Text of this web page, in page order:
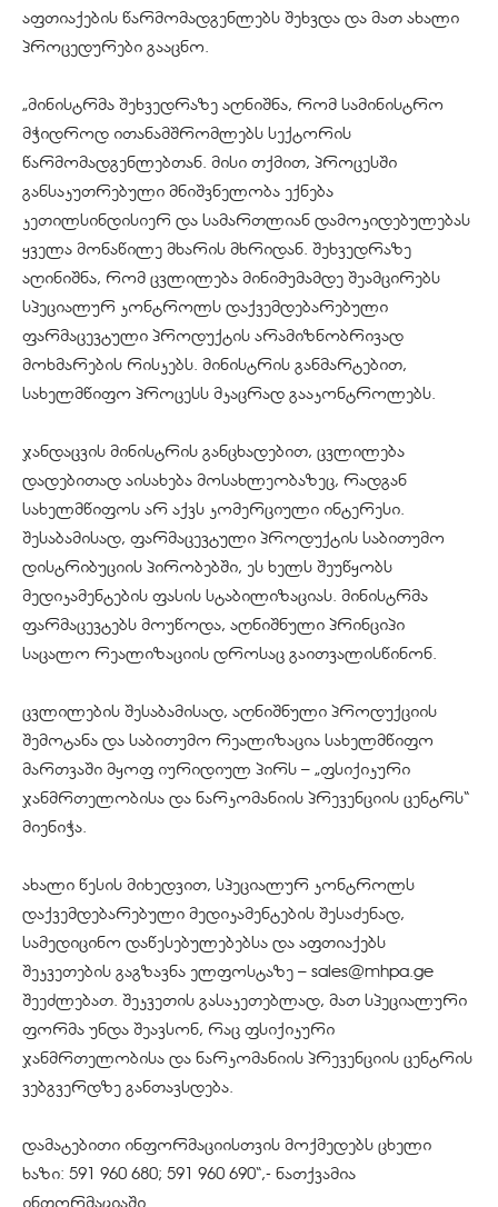
აფთიაქების წარმომადგენლებს შეხვდა და მათ ახალი
პროცედურები გააცნო.
„მინისტრმა შეხვედრაზე აღნიშნა, რომ სამინისტრო
მჭიდროდ ითანამშრომლებს სექტორის
წარმომადგენლებთან. მისი თქმით, პროცესში
განსაკუთრებული მნიშვნელობა ექნება
კეთილსინდისიერ და სამართლიან დამოკიდებულებას
ყველა მონაწილე მხარის მხრიდან. შეხვედრაზე
აღინიშნა, რომ ცვლილება მინიმუმამდე შეამცირებს
სპეციალურ კონტროლს დაქვემდებარებული
ფარმაცევტული პროდუქტის არამიზნობრივად
მოხმარების რისკებს. მინისტრის განმარტებით,
სახელმწიფო პროცესს მკაცრად გააკონტროლებს.
ჯანდაცვის მინისტრის განცხადებით, ცვლილება
დადებითად აისახება მოსახლეობაზეც, რადგან
სახელმწიფოს არ აქვს კომერციული ინტერესი.
შესაბამისად, ფარმაცევტული პროდუქტის საბითუმო
დისტრიბუციის პირობებში, ეს ხელს შეუწყობს
მედიკამენტების ფასის სტაბილიზაციას. მინისტრმა
ფარმაცევტებს მოუწოდა, აღნიშნული პრინციპი
საცალო რეალიზაციის დროსაც გაითვალისწინონ.
ცვლილების შესაბამისად, აღნიშნული პროდუქციის
შემოტანა და საბითუმო რეალიზაცია სახელმწიფო
მართვაში მყოფ იურიდიულ პირს – „ფსიქიკური
ჯანმრთელობისა და ნარკომანიის პრევენციის ცენტრს“
მიენიჭა.
ახალი წესის მიხედვით, სპეციალურ კონტროლს
დაქვემდებარებული მედიკამენტების შესაძენად,
სამედიცინო დაწესებულებებსა და აფთიაქებს
შეკვეთების გაგზავნა ელფოსტაზე – sales@mhpa.ge
შეეძლებათ. შეკვეთის გასაკეთებლად, მათ სპეციალური
ფორმა უნდა შეავსონ, რაც ფსიქიკური
ჯანმრთელობისა და ნარკომანიის პრევენციის ცენტრის
ვებგვერდზე განთავსდება.
დამატებითი ინფორმაციისთვის მოქმედებს ცხელი
ხაზი: 591 960 680; 591 960 690“,- ნათქვამია
ინფორმაციაში.